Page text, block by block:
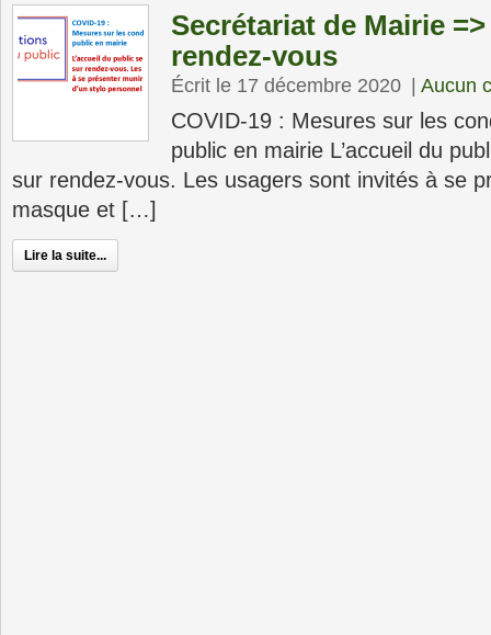
Secrétariat de Mairie
rendez-vous
Écrit le 17 décembre 2020 Aucun
COVID-19 : Mesures sur les
public en mairie L’accueil du
sur rendez-vous. Les usagers sont invités à se
masque et […]
Lire la suite...